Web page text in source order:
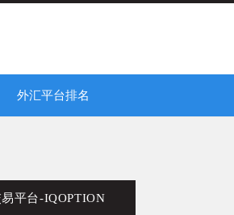
外汇平台排名
平台-IQOPTION